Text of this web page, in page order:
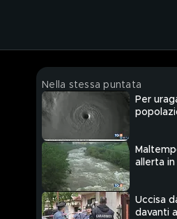
Nella stessa puntata
Per
allerta
Uccisa
davanti